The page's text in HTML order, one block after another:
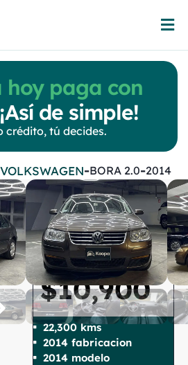
hoy paga con
¡Así de simple!
crédito, tú decides.
VOLKSWAGEN-BORA 2.0-2014
Volkswagen
Bora 2.0
Automatica
$10,900
22,300 kms
2014 fabricacion
2014 modelo